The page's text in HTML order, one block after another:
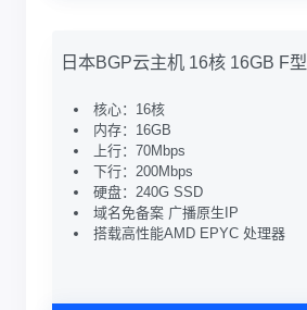
日本BGP云主机 16核 16GB F型
核心：16核
内存：16GB
上行：70Mbps
下行：200Mbps
硬盘：240G SSD
域名免备案 广播原生IP
搭载高性能AMD EPYC 处理器